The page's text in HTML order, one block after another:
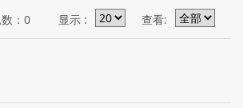
查看:
显示 :
：0